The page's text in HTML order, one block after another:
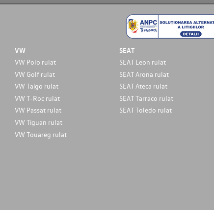
VW
VW Polo rulat
VW Golf rulat
VW Taigo rulat
VW T-Roc rulat
VW Passat rulat
VW Tiguan rulat
VW Touareg rulat
SEAT
SEAT Leon rulat
SEAT Arona rulat
SEAT Ateca rulat
SEAT Tarraco rulat
SEAT Toledo rulat